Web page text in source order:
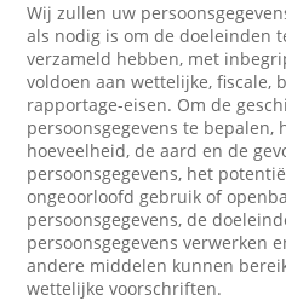
Wij zullen uw
als nodig is om de doeleinden
verzameld hebben, met
voldoen aan wettelijke, fiscale,
rapportage-eisen. Om de
persoonsgegevens te
hoeveelheid, de aard en de
persoonsgegevens, het
ongeoorloofd gebruik of
persoonsgegevens, de
persoonsgegevens verwerken
andere middelen kunnen
wettelijke voorschriften.